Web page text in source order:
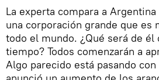
La experta compara a
una corporación grande que es
todo el mundo. ¿Qué será de él
tiempo? Todos comenzarán a
Algo parecido está pasando con